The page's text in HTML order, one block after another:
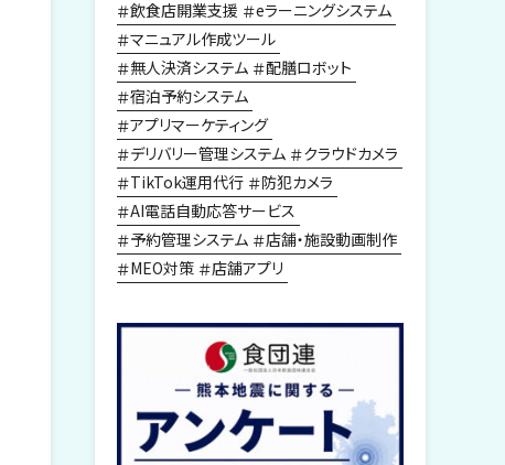
飲食店開業支援
eラーニングシステム
マニュアル作成ツール
無人決済システム
配膳ロボット
宿泊予約システム
アプリマーケティング
デリバリー管理システム
クラウドカメラ
TikTok運用代行
防犯カメラ
AI電話自動応答サービス
予約管理システム
店舗・施設動画制作
MEO対策
店舗アプリ